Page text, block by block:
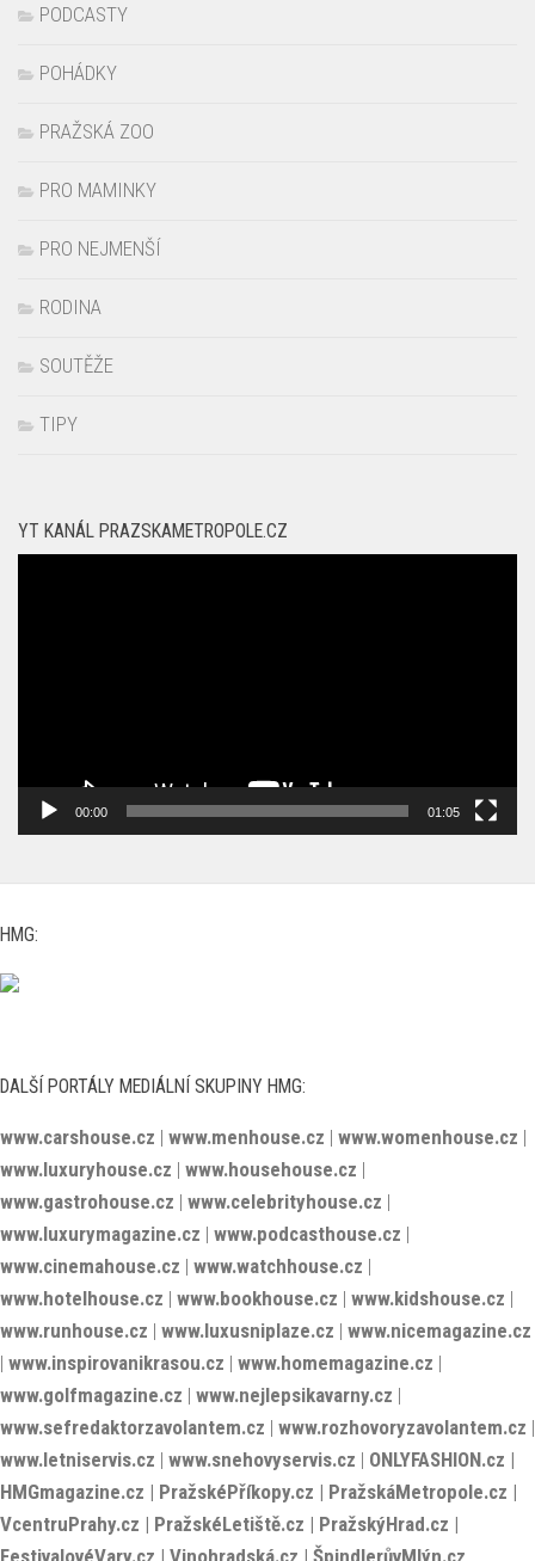
PODCASTY
POHÁDKY
PRAŽSKÁ ZOO
PRO MAMINKY
PRO NEJMENŠÍ
RODINA
SOUTĚŽE
TIPY
YT KANÁL PRAZSKAMETROPOLE.CZ
00:00 01:05
HMG:
DALŠÍ PORTÁLY MEDIÁLNÍ SKUPINY HMG:
www.carshouse.cz | www.menhouse.cz | www.womenhouse.cz |
www.luxuryhouse.cz | www.househouse.cz |
www.gastrohouse.cz | www.celebrityhouse.cz |
www.luxurymagazine.cz | www.podcasthouse.cz |
www.cinemahouse.cz | www.watchhouse.cz |
www.hotelhouse.cz | www.bookhouse.cz | www.kidshouse.cz |
www.runhouse.cz | www.luxusniplaze.cz | www.nicemagazine.cz
| www.inspirovanikrasou.cz | www.homemagazine.cz |
www.golfmagazine.cz | www.nejlepsikavarny.cz |
www.sefredaktorzavolantem.cz | www.rozhovoryzavolantem.cz |
www.letniservis.cz | www.snehovyservis.cz | ONLYFASHION.cz |
HMGmagazine.cz | PražskéPříkopy.cz | PražskáMetropole.cz |
VcentruPrahy.cz | PražskéLetiště.cz | PražskýHrad.cz |
FestivalovéVary.cz | Vinohradská.cz | ŠpindlerůvMlýn.cz